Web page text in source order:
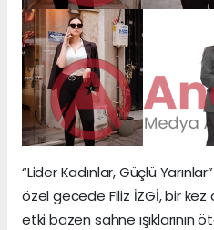
“Lider Kadınlar, Güçlü
özel gecede Filiz İZGİ, bir
etki bazen sahne ışıklarının